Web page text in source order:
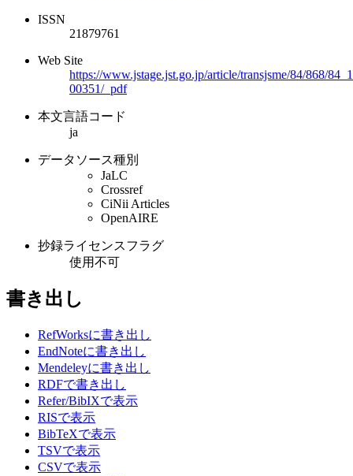
ISSN
21879761
Web Site
https://www.jstage.jst.go.jp/article/transjsme/84/868/
00351/_pdf
本文言語コード
ja
データソース種別
JaLC
Crossref
CiNii Articles
OpenAIRE
抄録ライセンスフラグ
使用不可
書き出し
RefWorksに書き出し
EndNoteに書き出し
Mendeleyに書き出し
RDFで書き出し
Refer/BibIXで表示
RISで表示
BibTeXで表示
TSVで表示
CSVで表示